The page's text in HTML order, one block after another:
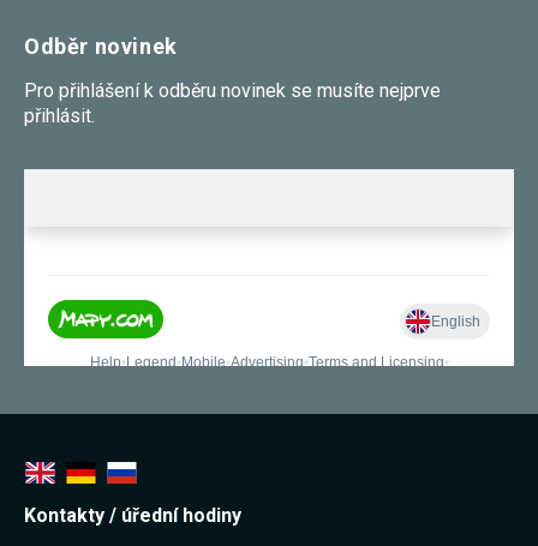
Odběr novinek
Pro přihlášení k odběru novinek se musíte nejprve
přihlásit.
Kontakty / úřední hodiny